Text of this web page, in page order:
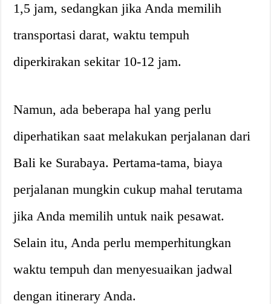
1,5 jam, sedangkan jika Anda memilih
transportasi darat, waktu tempuh
diperkirakan sekitar 10-12 jam.
Namun, ada beberapa hal yang perlu
diperhatikan saat melakukan perjalanan dari
Bali ke Surabaya. Pertama-tama, biaya
perjalanan mungkin cukup mahal terutama
jika Anda memilih untuk naik pesawat.
Selain itu, Anda perlu memperhitungkan
waktu tempuh dan menyesuaikan jadwal
dengan itinerary Anda.